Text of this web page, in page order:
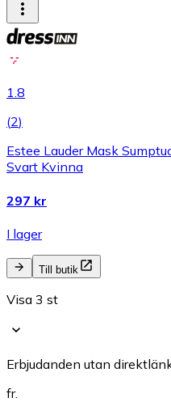
1.8
(2)
Estee Lauder Mask
Svart Kvinna
297 kr
I lager
Till butik
Visa 3 st
Erbjudanden utan
fr.